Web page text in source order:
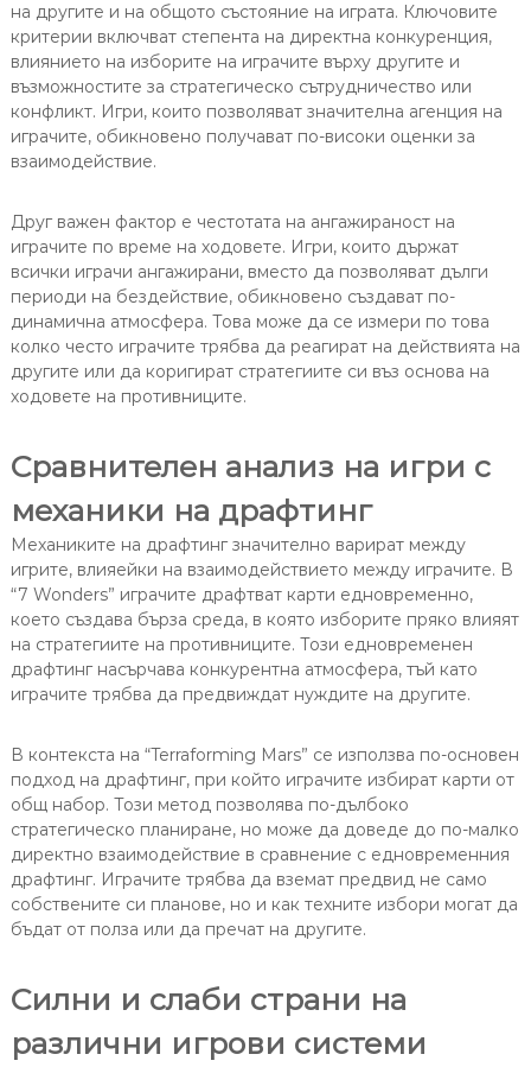
на другите и на общото състояние на играта. Ключовите
критерии включват степента на директна конкуренция,
влиянието на изборите на играчите върху другите и
възможностите за стратегическо сътрудничество или
конфликт. Игри, които позволяват значителна агенция на
играчите, обикновено получават по-високи оценки за
взаимодействие.
Друг важен фактор е честотата на ангажираност на
играчите по време на ходовете. Игри, които държат
всички играчи ангажирани, вместо да позволяват дълги
периоди на бездействие, обикновено създават по-
динамична атмосфера. Това може да се измери по това
колко често играчите трябва да реагират на действията на
другите или да коригират стратегиите си въз основа на
ходовете на противниците.
Сравнителен анализ на игри с
механики на драфтинг
Механиките на драфтинг значително варират между
игрите, влияейки на взаимодействието между играчите. В
“7 Wonders” играчите драфтват карти едновременно,
което създава бърза среда, в която изборите пряко влияят
на стратегиите на противниците. Този едновременен
драфтинг насърчава конкурентна атмосфера, тъй като
играчите трябва да предвиждат нуждите на другите.
В контекста на “Terraforming Mars” се използва по-основен
подход на драфтинг, при който играчите избират карти от
общ набор. Този метод позволява по-дълбоко
стратегическо планиране, но може да доведе до по-малко
директно взаимодействие в сравнение с едновременния
драфтинг. Играчите трябва да вземат предвид не само
собствените си планове, но и как техните избори могат да
бъдат от полза или да пречат на другите.
Силни и слаби страни на
различни игрови системи